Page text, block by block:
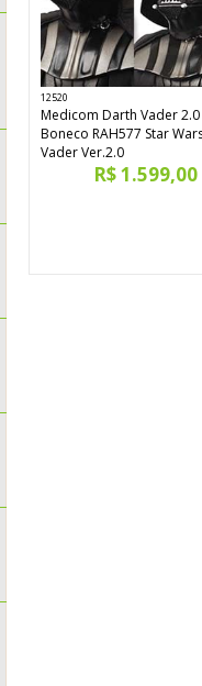
12520
Medicom Darth Vader 2.0
Boneco RAH577 Star
Vader Ver.2.0
R$ 1.599,00